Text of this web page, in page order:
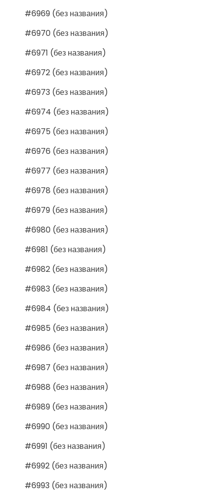
#6969 (без названия)
#6970 (без названия)
#6971 (без названия)
#6972 (без названия)
#6973 (без названия)
#6974 (без названия)
#6975 (без названия)
#6976 (без названия)
#6977 (без названия)
#6978 (без названия)
#6979 (без названия)
#6980 (без названия)
#6981 (без названия)
#6982 (без названия)
#6983 (без названия)
#6984 (без названия)
#6985 (без названия)
#6986 (без названия)
#6987 (без названия)
#6988 (без названия)
#6989 (без названия)
#6990 (без названия)
#6991 (без названия)
#6992 (без названия)
#6993 (без названия)